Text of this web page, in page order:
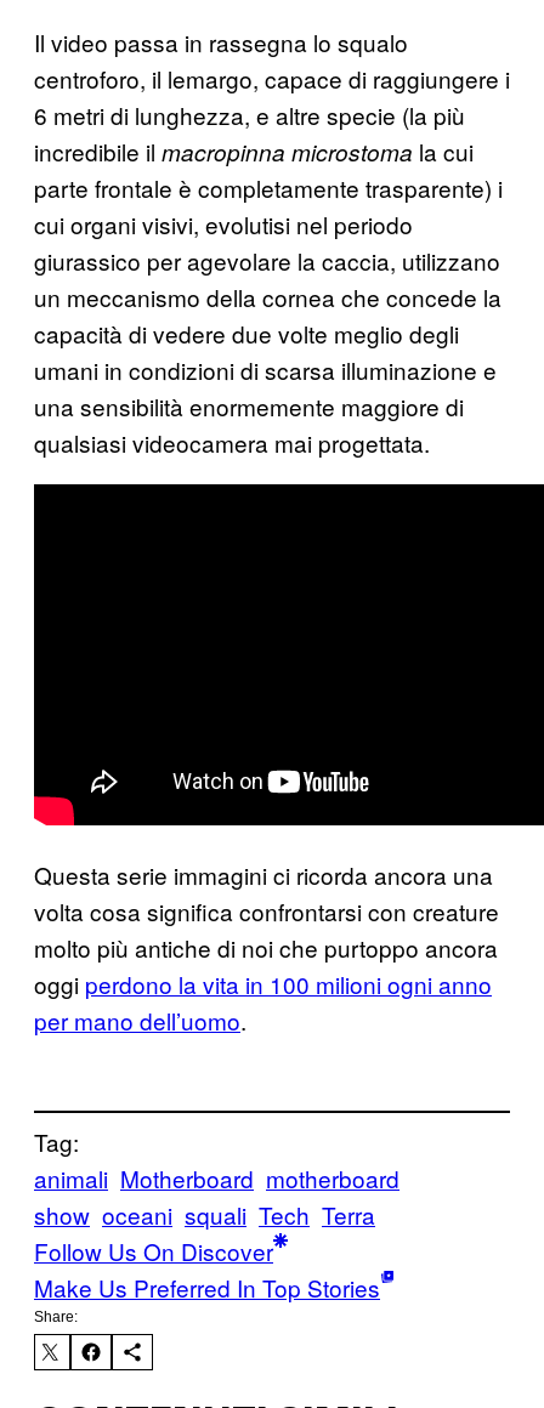
Il video passa in rassegna lo squalo
centroforo, il lemargo, capace di raggiungere i
6 metri di lunghezza, e altre specie (la più
incredibile il macropinna microstoma la cui
parte frontale è completamente trasparente) i
cui organi visivi, evolutisi nel periodo
giurassico per agevolare la caccia, utilizzano
un meccanismo della cornea che concede la
capacità di vedere due volte meglio degli
umani in condizioni di scarsa illuminazione e
una sensibilità enormemente maggiore di
qualsiasi videocamera mai progettata.
Questa serie immagini ci ricorda ancora una
volta cosa significa confrontarsi con creature
molto più antiche di noi che purtoppo ancora
oggi perdono la vita in 100 milioni ogni anno
per mano dell’uomo.
Tag:
animali Motherboard motherboard
show oceani squali Tech Terra
Follow Us On Discover
Make Us Preferred In Top Stories
Share: